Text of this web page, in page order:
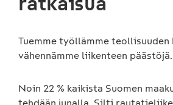
Tuemme työllämme teollisuuden
vähennämme liikenteen päästöjä.
Noin 22 % kaikista Suomen